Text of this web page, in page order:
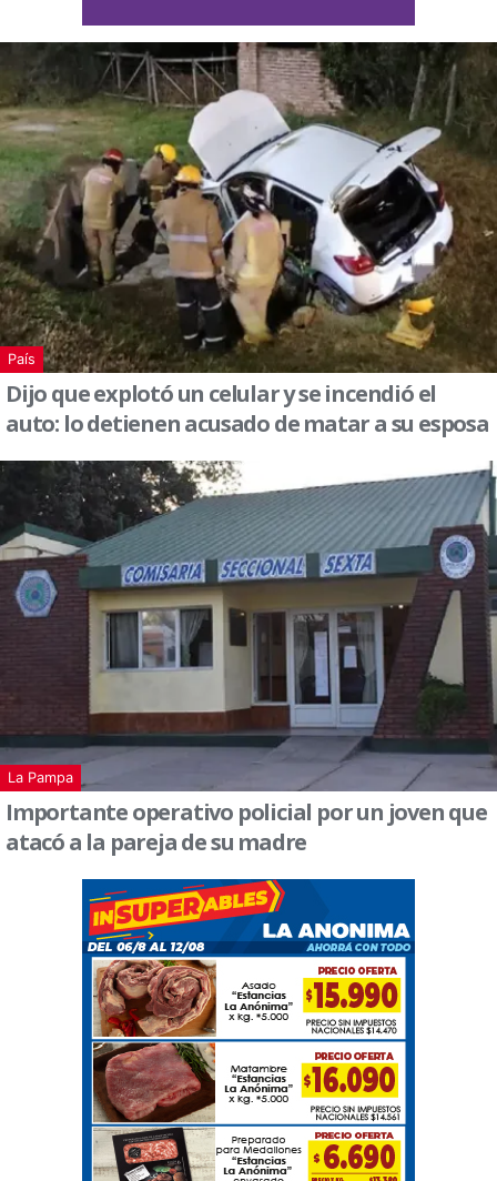
País
Dijo que explotó un celular y se incendió el
auto: lo detienen acusado de matar a su esposa
La Pampa
Importante operativo policial por un joven que
atacó a la pareja de su madre